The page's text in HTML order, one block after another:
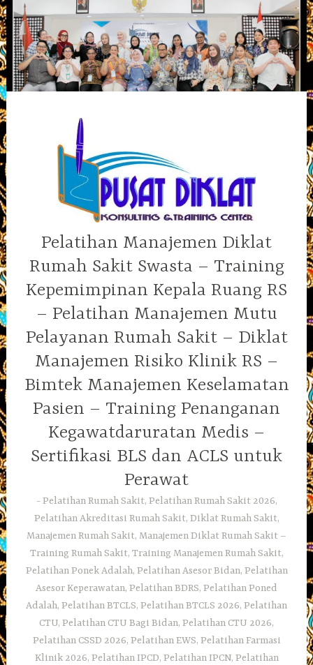
Skip
to
content
Pelatihan Manajemen Diklat
Rumah Sakit Swasta – Training
Kepemimpinan Kepala Ruang RS
– Pelatihan Manajemen Mutu
Pelayanan Rumah Sakit – Diklat
Manajemen Risiko Klinik RS –
Bimtek Manajemen Keselamatan
Pasien – Training Penanganan
Kegawatdaruratan Medis –
Sertifikasi BLS dan ACLS untuk
Perawat
Pelatihan Rumah Sakit, Pelatihan Rumah Sakit 2026,
Pelatihan Akreditasi Rumah Sakit, Diklat Rumah Sakit,
Manajemen Rumah Sakit, Manajemen Diklat Rumah Sakit –
Training Rumah Sakit, Training Manajemen Rumah Sakit,
Pelatihan Ponek Adalah, Pelatihan Asesor Bidan, Pelatihan
Asesor Keperawatan, Pelatihan BDRS, Pelatihan Poned
Adalah, Pelatihan BTCLS, Pelatihan BTCLS 2026, Pelatihan
CTU, Pelatihan CTU Bagi Bidan, Pelatihan CTU 2026,
Pelatihan CSSD 2026, Pelatihan EWS, Pelatihan Farmasi
Klinik 2026, Pelatihan IPCD, Pelatihan IPCN, Pelatihan